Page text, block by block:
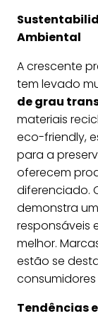
Ambiental
A crescente
tem levado
de grau
materiais
eco-friendly,
para a
oferecem
diferenciado.
demonstra
responsáveis
melhor.
estão se
Tendências